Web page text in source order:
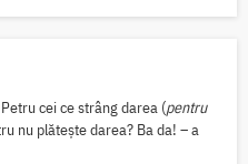
cei ce strâng darea (pentru
nu plătește darea? Ba da! – a